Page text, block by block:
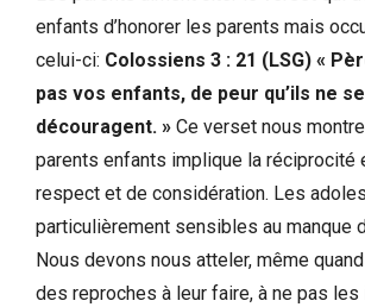
enfants d’honorer les parents mais
celui-ci: Colossiens 3 : 21 (LSG) «
pas vos enfants, de peur qu’ils ne se
découragent. » Ce verset nous
parents enfants implique la réciprocité
respect et de considération. Les
particulièrement sensibles au manque
Nous devons nous atteler, même
des reproches à leur faire, à ne pas